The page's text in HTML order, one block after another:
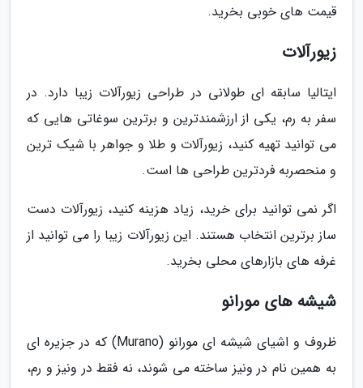
قیمت های خوبی بخرید.
زیورآلات
ایتالیا سابقه ای طولانی در طراحی زیورآلات زیبا دارد. در
سفر به رم، یکی از ارزشمندترین و برترین سوغاتی هایی که
می توانید تهیه کنید، زیورآلات و طلا و جواهر با شیک ترین
و منحصربه فردترین طراحی ها است.
اگر نمی توانید برای خرید، زیاد هزینه کنید، زیورآلات دست
ساز برترین انتخاب هستند. این زیورآلات زیبا را می توانید از
غرفه های بازارهای محلی بخرید.
شیشه های مورانو
ظروف و اشیای شیشه ای مورانو (Murano) که در جزیره ای
به همین نام در ونیز ساخته می شوند، نه فقط در ونیز و رم،